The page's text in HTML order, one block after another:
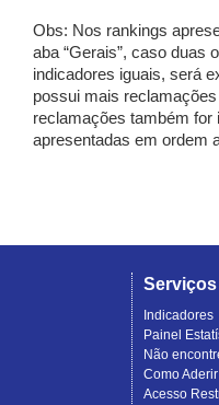
Obs: Nos rankings
aba “Gerais”, caso duas
indicadores iguais, será
possui mais
reclamações também for
apresentadas em ordem
Serviços
Indicadores
Painel
Não
Como
Acesso